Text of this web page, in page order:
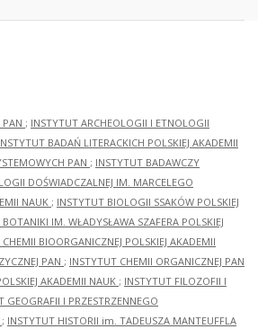
; INSTYTUT ARCHEOLOGII I ETNOLOGII
BADAŃ LITERACKICH POLSKIEJ AKADEMII
PAN ; INSTYTUT BADAWCZY
DOŚWIADCZALNEJ IM. MARCELEGO
NAUK ; INSTYTUT BIOLOGII SSAKÓW POLSKIEJ
IM. WŁADYSŁAWA SZAFERA POLSKIEJ
BIOORGANICZNEJ POLSKIEJ AKADEMII
PAN ; INSTYTUT CHEMII ORGANICZNEJ PAN
AKADEMII NAUK ; INSTYTUT FILOZOFII I
GEOGRAFII I PRZESTRZENNEGO
; INSTYTUT HISTORII im. TADEUSZA MANTEUFFLA